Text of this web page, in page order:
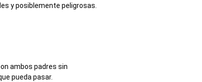
y posiblemente peligrosas.
ambos padres sin
pueda pasar.